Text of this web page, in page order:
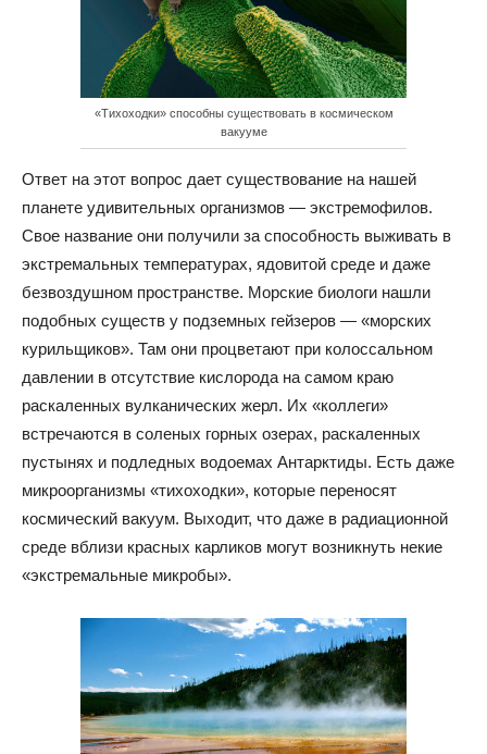
«Тихоходки» способны существовать в космическом
вакууме
Ответ на этот вопрос дает существование на нашей
планете удивительных организмов — экстремофилов.
Свое название они получили за способность выживать в
экстремальных температурах, ядовитой среде и даже
безвоздушном пространстве. Морские биологи нашли
подобных существ у подземных гейзеров — «морских
курильщиков». Там они процветают при колоссальном
давлении в отсутствие кислорода на самом краю
раскаленных вулканических жерл. Их «коллеги»
встречаются в соленых горных озерах, раскаленных
пустынях и подледных водоемах Антарктиды. Есть даже
микроорганизмы «тихоходки», которые переносят
космический вакуум. Выходит, что даже в радиационной
среде вблизи красных карликов могут возникнуть некие
«экстремальные микробы».